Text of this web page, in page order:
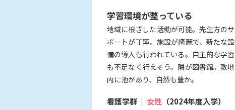
学習環境が整っている
地域に根ざした活動が可能。先生方のサ
ポートが丁寧。施設が綺麗で、新たな設
備の導入も行われている。自主的な学習
も不足なく行えそう。隣が図書館。敷地
内に池があり、自然も豊か。
看護学群 女性 （2024年度入学）